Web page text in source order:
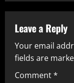
a
v
i
Leave a Reply
Your email
fields are
Comment*